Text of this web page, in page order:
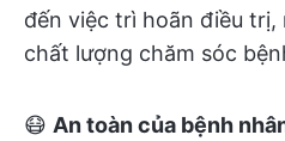
đến việc trì hoãn điều trị,
chất lượng chăm sóc
😷 An toàn của bệnh